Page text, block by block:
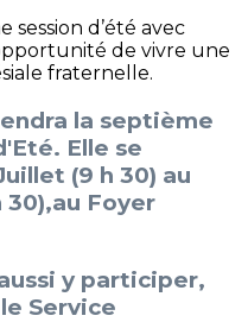
session d’été avec
de vivre une
fraternelle.
la septième
Elle se
(9 h 30) au
30),au Foyer
y participer,
Service